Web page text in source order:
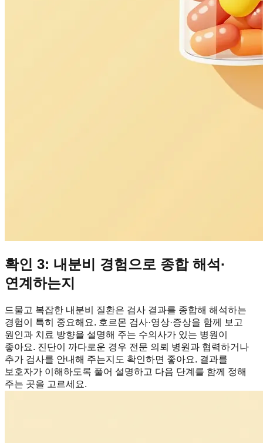
확인 3: 내분비 경험으로 종합 해석·
연계하는지
드물고 복잡한 내분비 질환은 검사 결과를 종합해 해석하는
경험이 특히 중요해요. 호르몬 검사·영상·증상을 함께 보고
원인과 치료 방향을 설명해 주는 수의사가 있는 병원이
좋아요. 진단이 까다로운 경우 전문 의뢰 병원과 협력하거나
추가 검사를 안내해 주는지도 확인하면 좋아요. 결과를
보호자가 이해하도록 풀어 설명하고 다음 단계를 함께 정해
주는 곳을 고르세요.